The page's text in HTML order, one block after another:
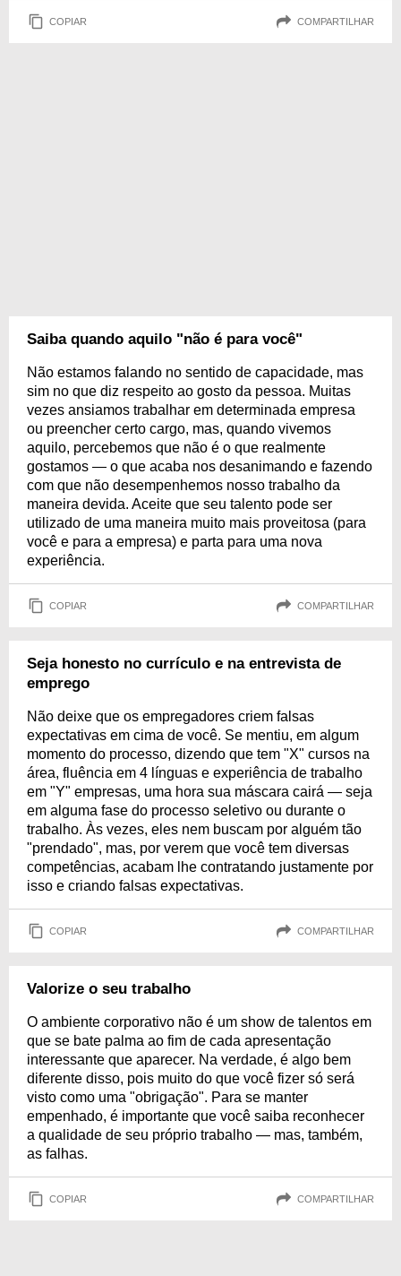
COPIAR COMPARTILHAR
Saiba quando aquilo "não é para você"
Não estamos falando no sentido de capacidade, mas
sim no que diz respeito ao gosto da pessoa. Muitas
vezes ansiamos trabalhar em determinada empresa
ou preencher certo cargo, mas, quando vivemos
aquilo, percebemos que não é o que realmente
gostamos — o que acaba nos desanimando e fazendo
com que não desempenhemos nosso trabalho da
maneira devida. Aceite que seu talento pode ser
utilizado de uma maneira muito mais proveitosa (para
você e para a empresa) e parta para uma nova
experiência.
COPIAR COMPARTILHAR
Seja honesto no currículo e na entrevista de
emprego
Não deixe que os empregadores criem falsas
expectativas em cima de você. Se mentiu, em algum
momento do processo, dizendo que tem "X" cursos na
área, fluência em 4 línguas e experiência de trabalho
em "Y" empresas, uma hora sua máscara cairá — seja
em alguma fase do processo seletivo ou durante o
trabalho. Às vezes, eles nem buscam por alguém tão
"prendado", mas, por verem que você tem diversas
competências, acabam lhe contratando justamente por
isso e criando falsas expectativas.
COPIAR COMPARTILHAR
Valorize o seu trabalho
O ambiente corporativo não é um show de talentos em
que se bate palma ao fim de cada apresentação
interessante que aparecer. Na verdade, é algo bem
diferente disso, pois muito do que você fizer só será
visto como uma "obrigação". Para se manter
empenhado, é importante que você saiba reconhecer
a qualidade de seu próprio trabalho — mas, também,
as falhas.
COPIAR COMPARTILHAR